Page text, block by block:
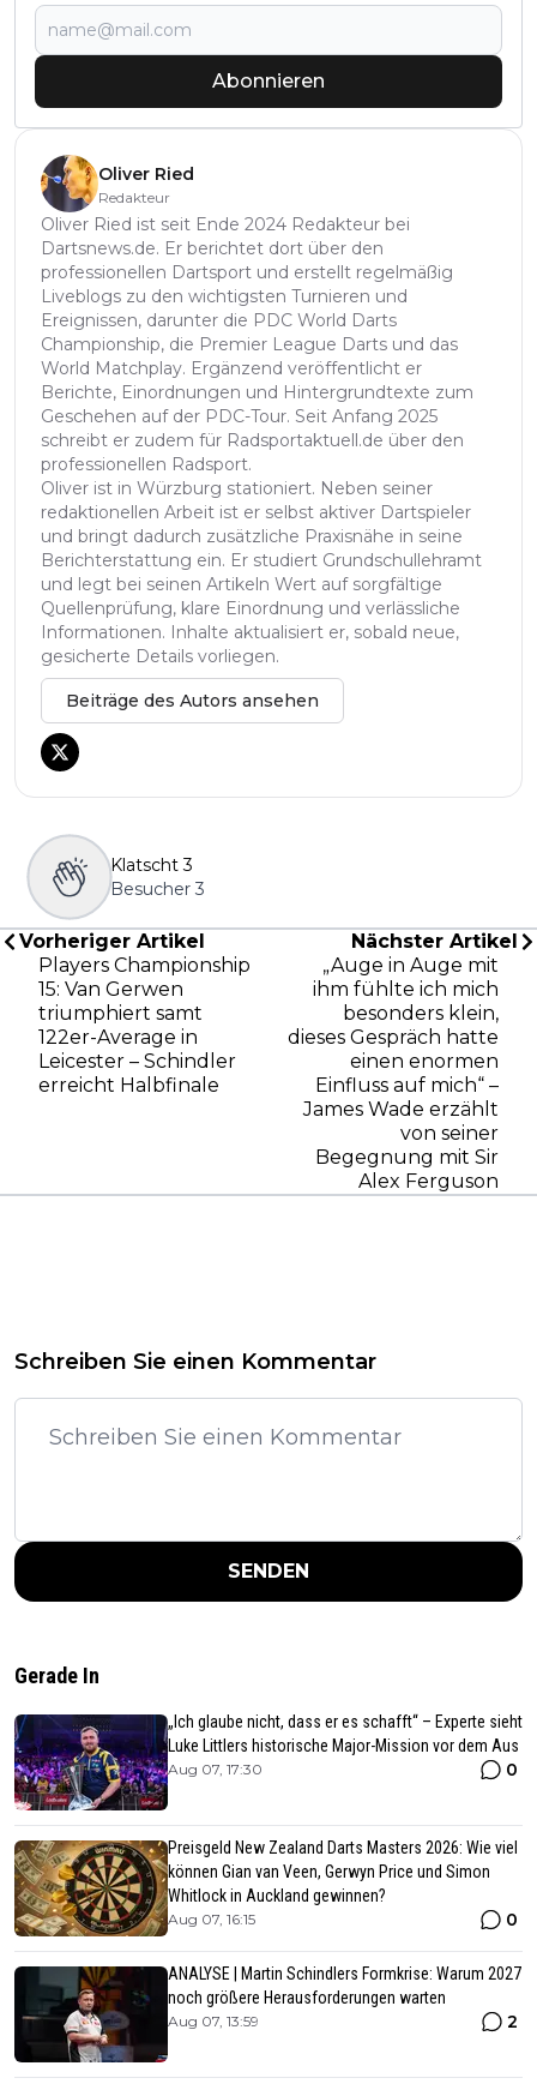
Abonnieren
Oliver Ried
Redakteur
Oliver Ried ist seit Ende 2024 Redakteur bei
Dartsnews.de. Er berichtet dort über den
professionellen Dartsport und erstellt regelmäßig
Liveblogs zu den wichtigsten Turnieren und
Ereignissen, darunter die PDC World Darts
Championship, die Premier League Darts und das
World Matchplay. Ergänzend veröffentlicht er
Berichte, Einordnungen und Hintergrundtexte zum
Geschehen auf der PDC-Tour. Seit Anfang 2025
schreibt er zudem für Radsportaktuell.de über den
professionellen Radsport.
Oliver ist in Würzburg stationiert. Neben seiner
redaktionellen Arbeit ist er selbst aktiver Dartspieler
und bringt dadurch zusätzliche Praxisnähe in seine
Berichterstattung ein. Er studiert Grundschullehramt
und legt bei seinen Artikeln Wert auf sorgfältige
Quellenprüfung, klare Einordnung und verlässliche
Informationen. Inhalte aktualisiert er, sobald neue,
gesicherte Details vorliegen.
Beiträge des Autors ansehen
Klatscht 3
Besucher 3
Vorheriger Artikel
Players Championship
15: Van Gerwen
triumphiert samt
122er-Average in
Leicester – Schindler
erreicht Halbfinale
Nächster Artikel
„Auge in Auge mit
ihm fühlte ich mich
besonders klein,
dieses Gespräch hatte
einen enormen
Einfluss auf mich“ –
James Wade erzählt
von seiner
Begegnung mit Sir
Alex Ferguson
Schreiben Sie einen Kommentar
SENDEN
Gerade In
„Ich glaube nicht, dass er es schafft“ – Experte sieht
Luke Littlers historische Major-Mission vor dem Aus
Aug 07, 17:30 0
Preisgeld New Zealand Darts Masters 2026: Wie viel
können Gian van Veen, Gerwyn Price und Simon
Whitlock in Auckland gewinnen?
Aug 07, 16:15 0
ANALYSE | Martin Schindlers Formkrise: Warum 2027
noch größere Herausforderungen warten
Aug 07, 13:59 2